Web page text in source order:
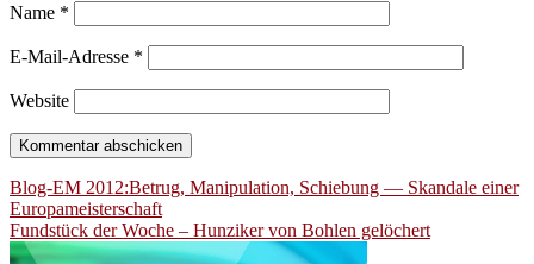
Name *
E-Mail-Adresse *
Website
Beitragsnavigation
Blog-EM 2012:Betrug, Manipulation, Schiebung — Skandale einer
Europameisterschaft
Fundstück der Woche – Hunziker von Bohlen gelöchert